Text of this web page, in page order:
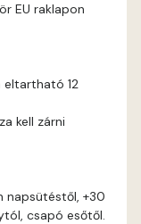
D
EU raklapon
eltartható 12
kell zárni
napsütéstől, +30
csapó esőtől.